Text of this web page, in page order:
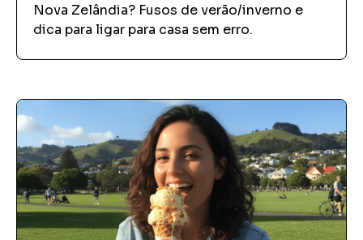
Nova Zelândia? Fusos de verão/inverno e
dica para ligar para casa sem erro.